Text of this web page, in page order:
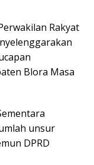
Rakyat
Blora Masa
unsur
DPRD